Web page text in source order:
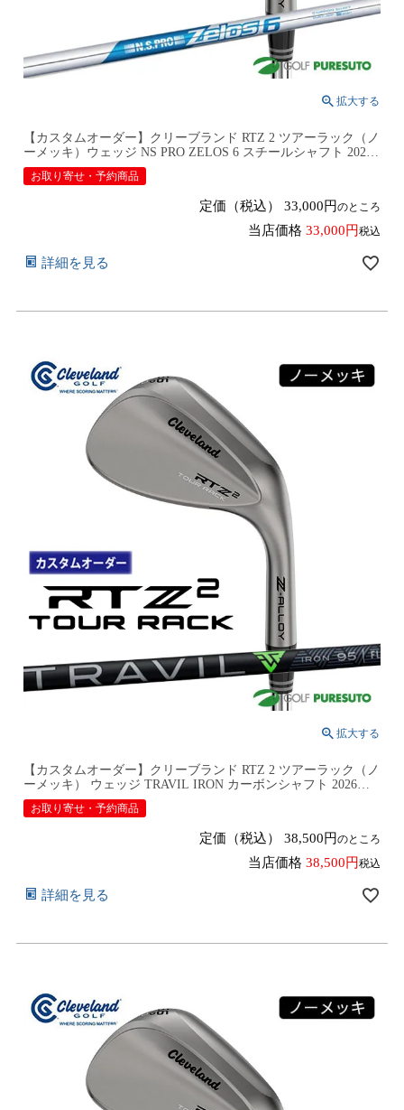
【カスタムオーダー】クリーブランド RTZ 2 ツアーラック（ノ
ーメッキ）ウェッジ NS PRO ZELOS 6 スチールシャフト 2026
年モデル日本仕様 日本正規品 cleveland アールティーゼット ツ
ー【■DC■】9月12日発売予定
お取り寄せ・予約商品
定価（税込） 33,000 のところ
当店価格 33,000 税込
詳細を見る
【カスタムオーダー】クリーブランド RTZ 2 ツアーラック（ノ
ーメッキ） ウェッジ TRAVIL IRON カーボンシャフト 2026年
モデル日本仕様 日本正規品 cleveland アールティーゼット ツー
【■DC■】9月12日発売予定
お取り寄せ・予約商品
定価（税込） 38,500 のところ
当店価格 38,500 税込
詳細を見る